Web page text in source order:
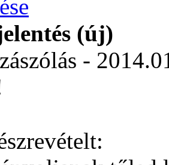
(új)
-